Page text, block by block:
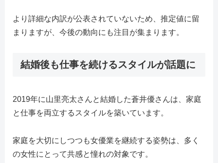
より詳細な内訳が公表されていないため、推定値に留
まりますが、今後の動向にも注目が集まります。
結婚後も仕事を続けるスタイルが話題に
2019年に山里亮太さんと結婚した蒼井優さんは、家庭
と仕事を両立するスタイルを築いています。
家庭を大切にしつつも女優業を継続する姿勢は、多く
の女性にとって共感と憧れの対象です。